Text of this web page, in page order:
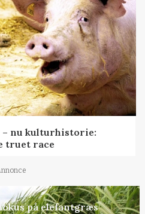
– nu kulturhistorie:
truet race
på elefantgræs